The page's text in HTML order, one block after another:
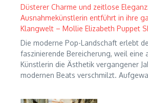
Düsterer Charme und zeitlose
Ausnahmekünstlerin entführt in ihre
Klangwelt – Mollie Elizabeth Puppet
Die moderne Pop-Landschaft erlebt
faszinierende Bereicherung, weil eine
Künstlerin die Ästhetik vergangener
modernen Beats verschmilzt.